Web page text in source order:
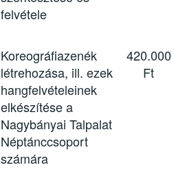
felvétele
Koreográfiazenék
létrehozása, ill. ezek
hangfelvételeinek
elkészítése a
Nagybányai Talpalat
Néptánccsoport
számára
420.000
Ft